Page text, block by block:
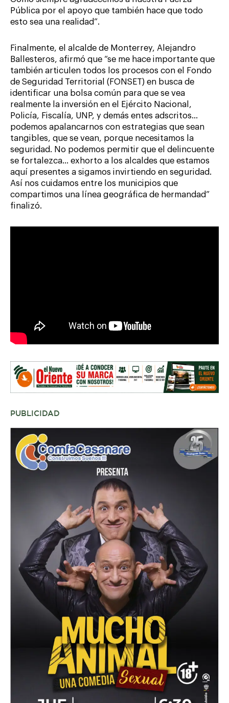
Pública por el apoyo que también hace que todo
esto sea una realidad”.
Finalmente, el alcalde de Monterrey, Alejandro
Ballesteros, afirmó que “se me hace importante que
también articulen todos los procesos con el Fondo
de Seguridad Territorial (FONSET) en busca de
identificar una bolsa común para que se vea
realmente la inversión en el Ejército Nacional,
Policía, Fiscalía, UNP, y demás entes adscritos…
podemos apalancarnos con estrategias que sean
tangibles, que se vean, porque necesitamos la
seguridad. No podemos permitir que el delincuente
se fortalezca… exhorto a los alcaldes que estamos
aquí presentes a sigamos invirtiendo en seguridad.
Así nos cuidamos entre los municipios que
compartimos una línea geográfica de hermandad”
finalizó.
PUBLICIDAD